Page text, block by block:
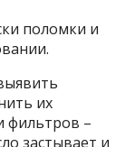
поломки и
их
фильтров –
застывает и